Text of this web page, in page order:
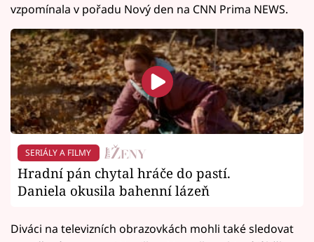
vzpomínala v pořadu Nový den na CNN Prima NEWS.
SERIÁLY A FILMY
Hradní pán chytal hráče do pastí.
Daniela okusila bahenní lázeň
Diváci na televizních obrazovkách mohli také sledovat